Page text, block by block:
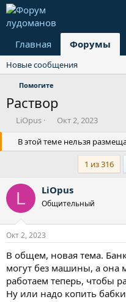
Главная Форумы
Новые сообщения
Помогите
Раствор
А
т
о
е
ы
LiOpus
Д
т
а
а
л
Окт 2, 2023
В этой теме нельзя
1 из 316
L LiOpus
Общительный
Окт 2, 2023
В общем, новая тема.
могут без машины, а она
работаем теперь, чтобы
Ну или надо копить